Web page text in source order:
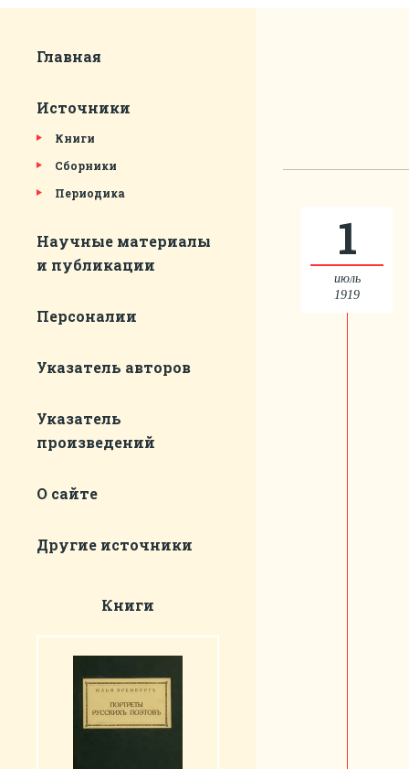
Главная
Источники
Книги
Сборники
Периодика
Научные материалы
и публикации
Персоналии
Указатель авторов
Указатель
произведений
О сайте
Другие источники
Книги
1
июль
1919